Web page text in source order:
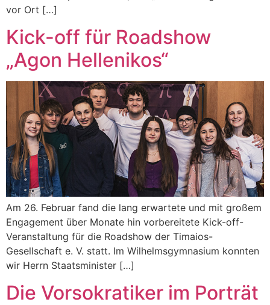
vor Ort […]
Kick-off für Roadshow
„Agon Hellenikos“
Am 26. Februar fand die lang erwartete und mit großem
Engagement über Monate hin vorbereitete Kick-off-
Veranstaltung für die Roadshow der Timaios-
Gesellschaft e. V. statt. Im Wilhelmsgymnasium konnten
wir Herrn Staatsminister […]
Die Vorsokratiker im Porträt